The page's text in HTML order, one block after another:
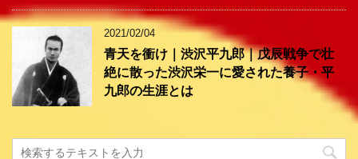
2021/02/04
青天を衝け｜渋沢平九郎｜戊辰戦争で壮
絶に散った渋沢栄一に愛された養子・平
九郎の生涯とは